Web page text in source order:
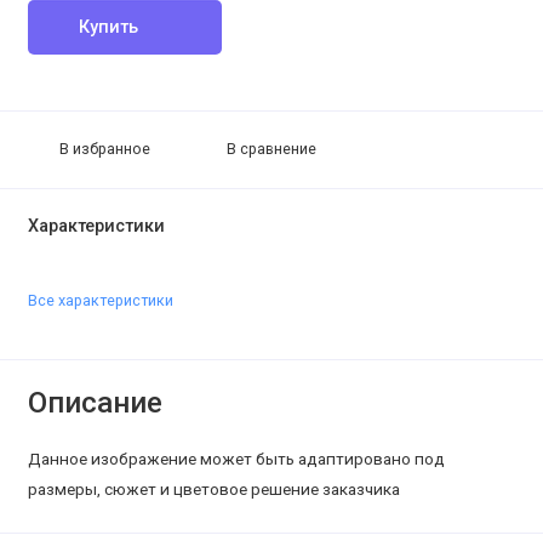
Купить
В избранное В сравнение
Характеристики
Все характеристики
Описание
Данное изображение может быть адаптировано под
размеры, сюжет и цветовое решение заказчика